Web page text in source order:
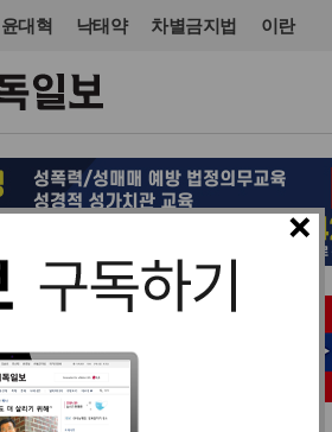
윤대혁 낙태약 차별금지법 이란
×